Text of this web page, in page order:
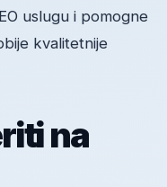
uslugu i pomogne
kvalitetnije
na